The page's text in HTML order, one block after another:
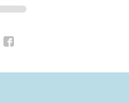
Facebook